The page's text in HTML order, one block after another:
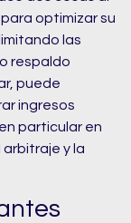
optimizar su
las
respaldo
puede
ingresos
particular en
y la